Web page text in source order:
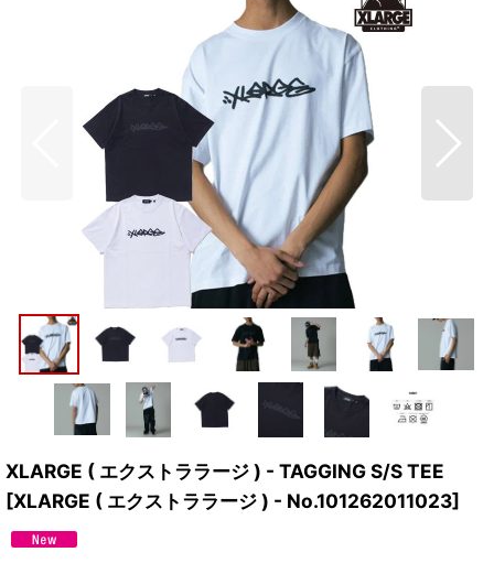
XLARGE ( エクストララージ ) - TAGGING S/S TEE
[XLARGE ( エクストララージ ) - No.101262011023]